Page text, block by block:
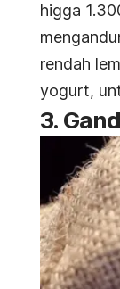
higga
rendah
yogurt,
3.